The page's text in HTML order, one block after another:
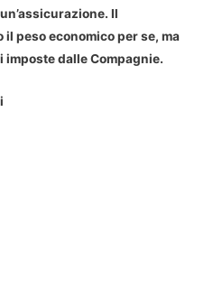
Il
peso economico per se, ma
dalle Compagnie.